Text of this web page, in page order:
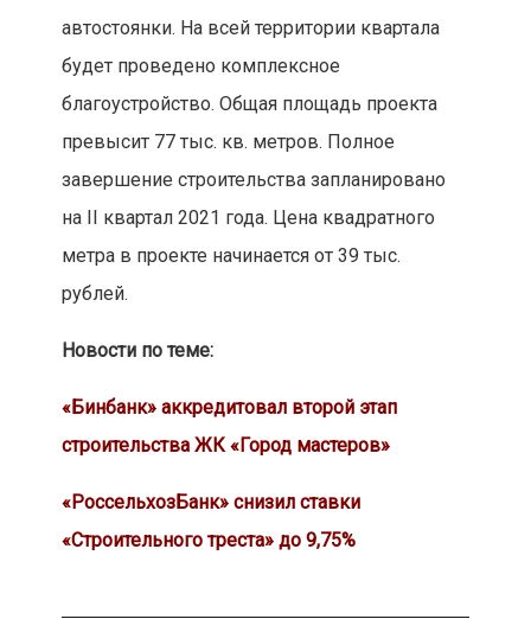
автостоянки. На всей территории квартала
будет проведено комплексное
благоустройство. Общая площадь проекта
превысит 77 тыс. кв. метров. Полное
завершение строительства запланировано
на II квартал 2021 года. Цена квадратного
метра в проекте начинается от 39 тыс.
рублей.
Новости по теме:
«Бинбанк» аккредитовал второй этап
строительства ЖК «Город мастеров»
«РоссельхозБанк» снизил ставки
«Строительного треста» до 9,75%